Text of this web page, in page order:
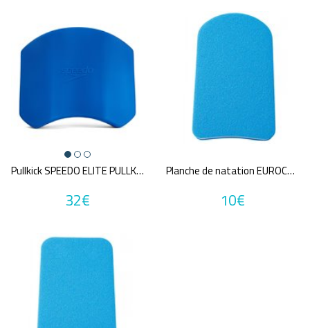
ARENA
EUROCOMSWIM
FUNKY TRUNKS
FUNKY
Annuler tous
les critères
Pullkick SPEEDO ELITE PULLKICK
32€
Planche de natation EUROCOMSWIM Grande
10€